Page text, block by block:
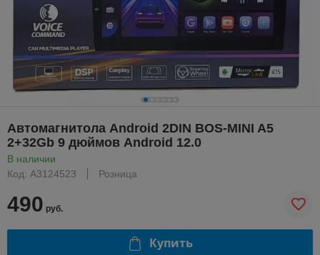
Автомагнитола Android 2DIN BOS-MINI A5
2+32Gb 9 дюймов Android 12.0
В наличии
Код: A3124523
Розница
490 руб.
Купить